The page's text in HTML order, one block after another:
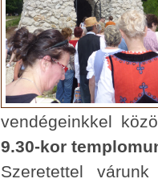
vendégeinkkel
9.30-kor
Szeretettel